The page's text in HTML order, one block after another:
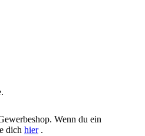
Wenn du ein
dich hier.